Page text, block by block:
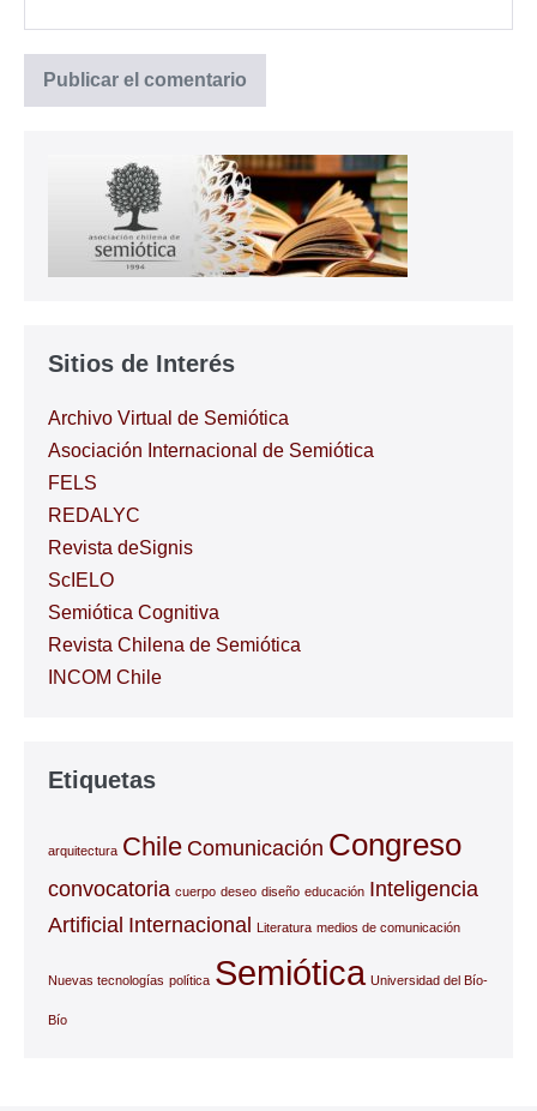
Sitios de Interés
Archivo Virtual de Semiótica
Asociación Internacional de Semiótica
FELS
REDALYC
Revista deSignis
ScIELO
Semiótica Cognitiva
Revista Chilena de Semiótica
INCOM Chile
Etiquetas
arquitectura Chile Comunicación Congreso
convocatoria cuerpo deseo diseño educación Inteligencia
Artificial Internacional Literatura medios de comunicación
Nuevas tecnologías política Semiótica Universidad del Bío-
Bío